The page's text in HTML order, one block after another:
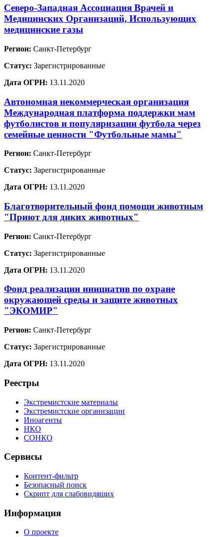
Северо-Западная Ассоциация Врачей и
Медицинских Организаций, Использующих
медицинские газы
Регион: Санкт-Петербург
Статус: Зарегистрированные
Дата ОГРН: 13.11.2020
Автономная некоммерческая организация
Международная платформа поддержки мам
футболистов и популяризации футбола через
семейные ценности "Футбольные мамы"
Регион: Санкт-Петербург
Статус: Зарегистрированные
Дата ОГРН: 13.11.2020
Благотворительный фонд помощи животным
"Приют для диких животных"
Регион: Санкт-Петербург
Статус: Зарегистрированные
Дата ОГРН: 13.11.2020
Фонд реализации инициатив по охране
окружающей среды и защите животных
"ЭКОМИР"
Регион: Санкт-Петербург
Статус: Зарегистрированные
Дата ОГРН: 13.11.2020
Реестры
Экстремистские материалы
Экстремистские организации
Иноагенты
НКО
СОНКО
Сервисы
Контент-фильтр
Безопасный поиск
Скрипт для слабовидящих
Информация
О проекте